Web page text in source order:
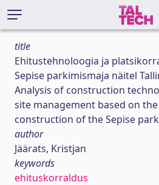
title
Ehitustehnoloogia ja
Sepise parkimismaja näitel
Analysis of construction
site management based on
construction of the Sepise
author
Jäärats, Kristjan
keywords
ehituskorraldus